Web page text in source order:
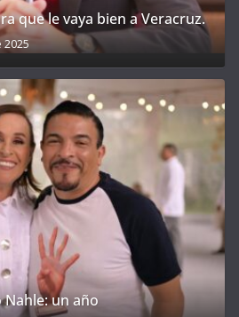
que le vaya bien a Veracruz.
2025
un año